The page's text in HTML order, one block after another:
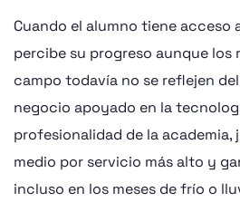
Cuando el alumno tiene acceso
percibe su progreso aunque los
campo todavía no se reflejen
negocio apoyado en la
profesionalidad de la
medio por servicio más alto y
incluso en los meses de frío o